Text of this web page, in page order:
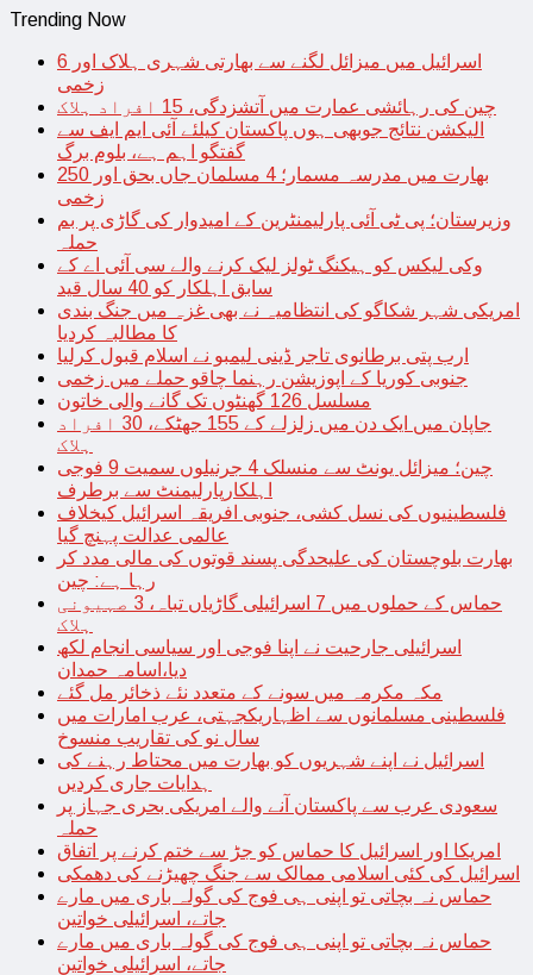
Trending Now
اسرائیل میں میزائل لگنے سے بھارتی شہری ہلاک اور 6
زخمی
چین کی رہائشی عمارت میں آتشزدگی، 15 افراد ہلاک
الیکشن نتائج جوبھی ہوں پاکستان کیلئے آئی ایم ایف سے
گفتگو اہم ہے، بلوم برگ
بھارت میں مدرسہ مسمار؛ 4 مسلمان جاں بحق اور 250
زخمی
وزیرستان؛ پی ٹی آئی پارلیمنٹرین کے امیدوار کی گاڑی پر بم
حملہ
وکی لیکس کو ہیکنگ ٹولز لیک کرنے والے سی آئی اے کے
سابق اہلکار کو 40 سال قید
امریکی شہر شکاگو کی انتظامیہ نے بھی غزہ میں جنگ بندی
کا مطالبہ کردیا
ارب پتی برطانوی تاجر ڈینی لیمبو نے اسلام قبول کرلیا
جنوبی کوریا کے اپوزیشن رہنما چاقو حملے میں زخمی
مسلسل 126 گھنٹوں تک گانے والی خاتون
جاپان میں ایک دن میں زلزلے کے 155 جھٹکے، 30 افراد
ہلاک
چین؛ میزائل یونٹ سے منسلک 4 جرنیلوں سمیت 9 فوجی
اہلکارپارلیمنٹ سے برطرف
فلسطینیوں کی نسل کشی، جنوبی افریقہ اسرائیل کیخلاف
عالمی عدالت پہنچ گیا
بھارت بلوچستان کی علیحدگی پسند قوتوں کی مالی مدد کر
رہا ہے: چین
حماس کے حملوں میں 7 اسرائیلی گاڑیاں تباہ، 3 صہیونی
ہلاک
اسرائیلی جارحیت نے اپنا فوجی اور سیاسی انجام لکھ
دیا،اسامہ حمدان
مکہ مکرمہ میں سونے کے متعدد نئے ذخائر مل گئے
فلسطینی مسلمانوں سے اظہاریکجہتی، عرب امارات میں
سال نو کی تقاریب منسوخ
اسرائیل نے اپنے شہریوں کو بھارت میں محتاط رہنے کی
ہدایات جاری کردیں
سعودی عرب سے پاکستان آنے والے امریکی بحری جہاز پر
حملہ
امریکا اور اسرائیل کا حماس کو جڑ سے ختم کرنے پر اتفاق
اسرائیل کی کئی اسلامی ممالک سے جنگ چھیڑنے کی دھمکی
حماس نہ بچاتی تو اپنی ہی فوج کی گولہ باری میں مارے
جاتے، اسرائیلی خواتین
حماس نہ بچاتی تو اپنی ہی فوج کی گولہ باری میں مارے
جاتے، اسرائیلی خواتین